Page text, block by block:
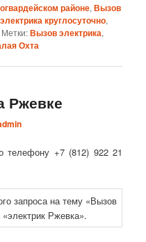
районе,Вызов
круглосуточно,
Метки:Вызов электрика,
Охта
Ржевке
телефону +7 (812) 922 21